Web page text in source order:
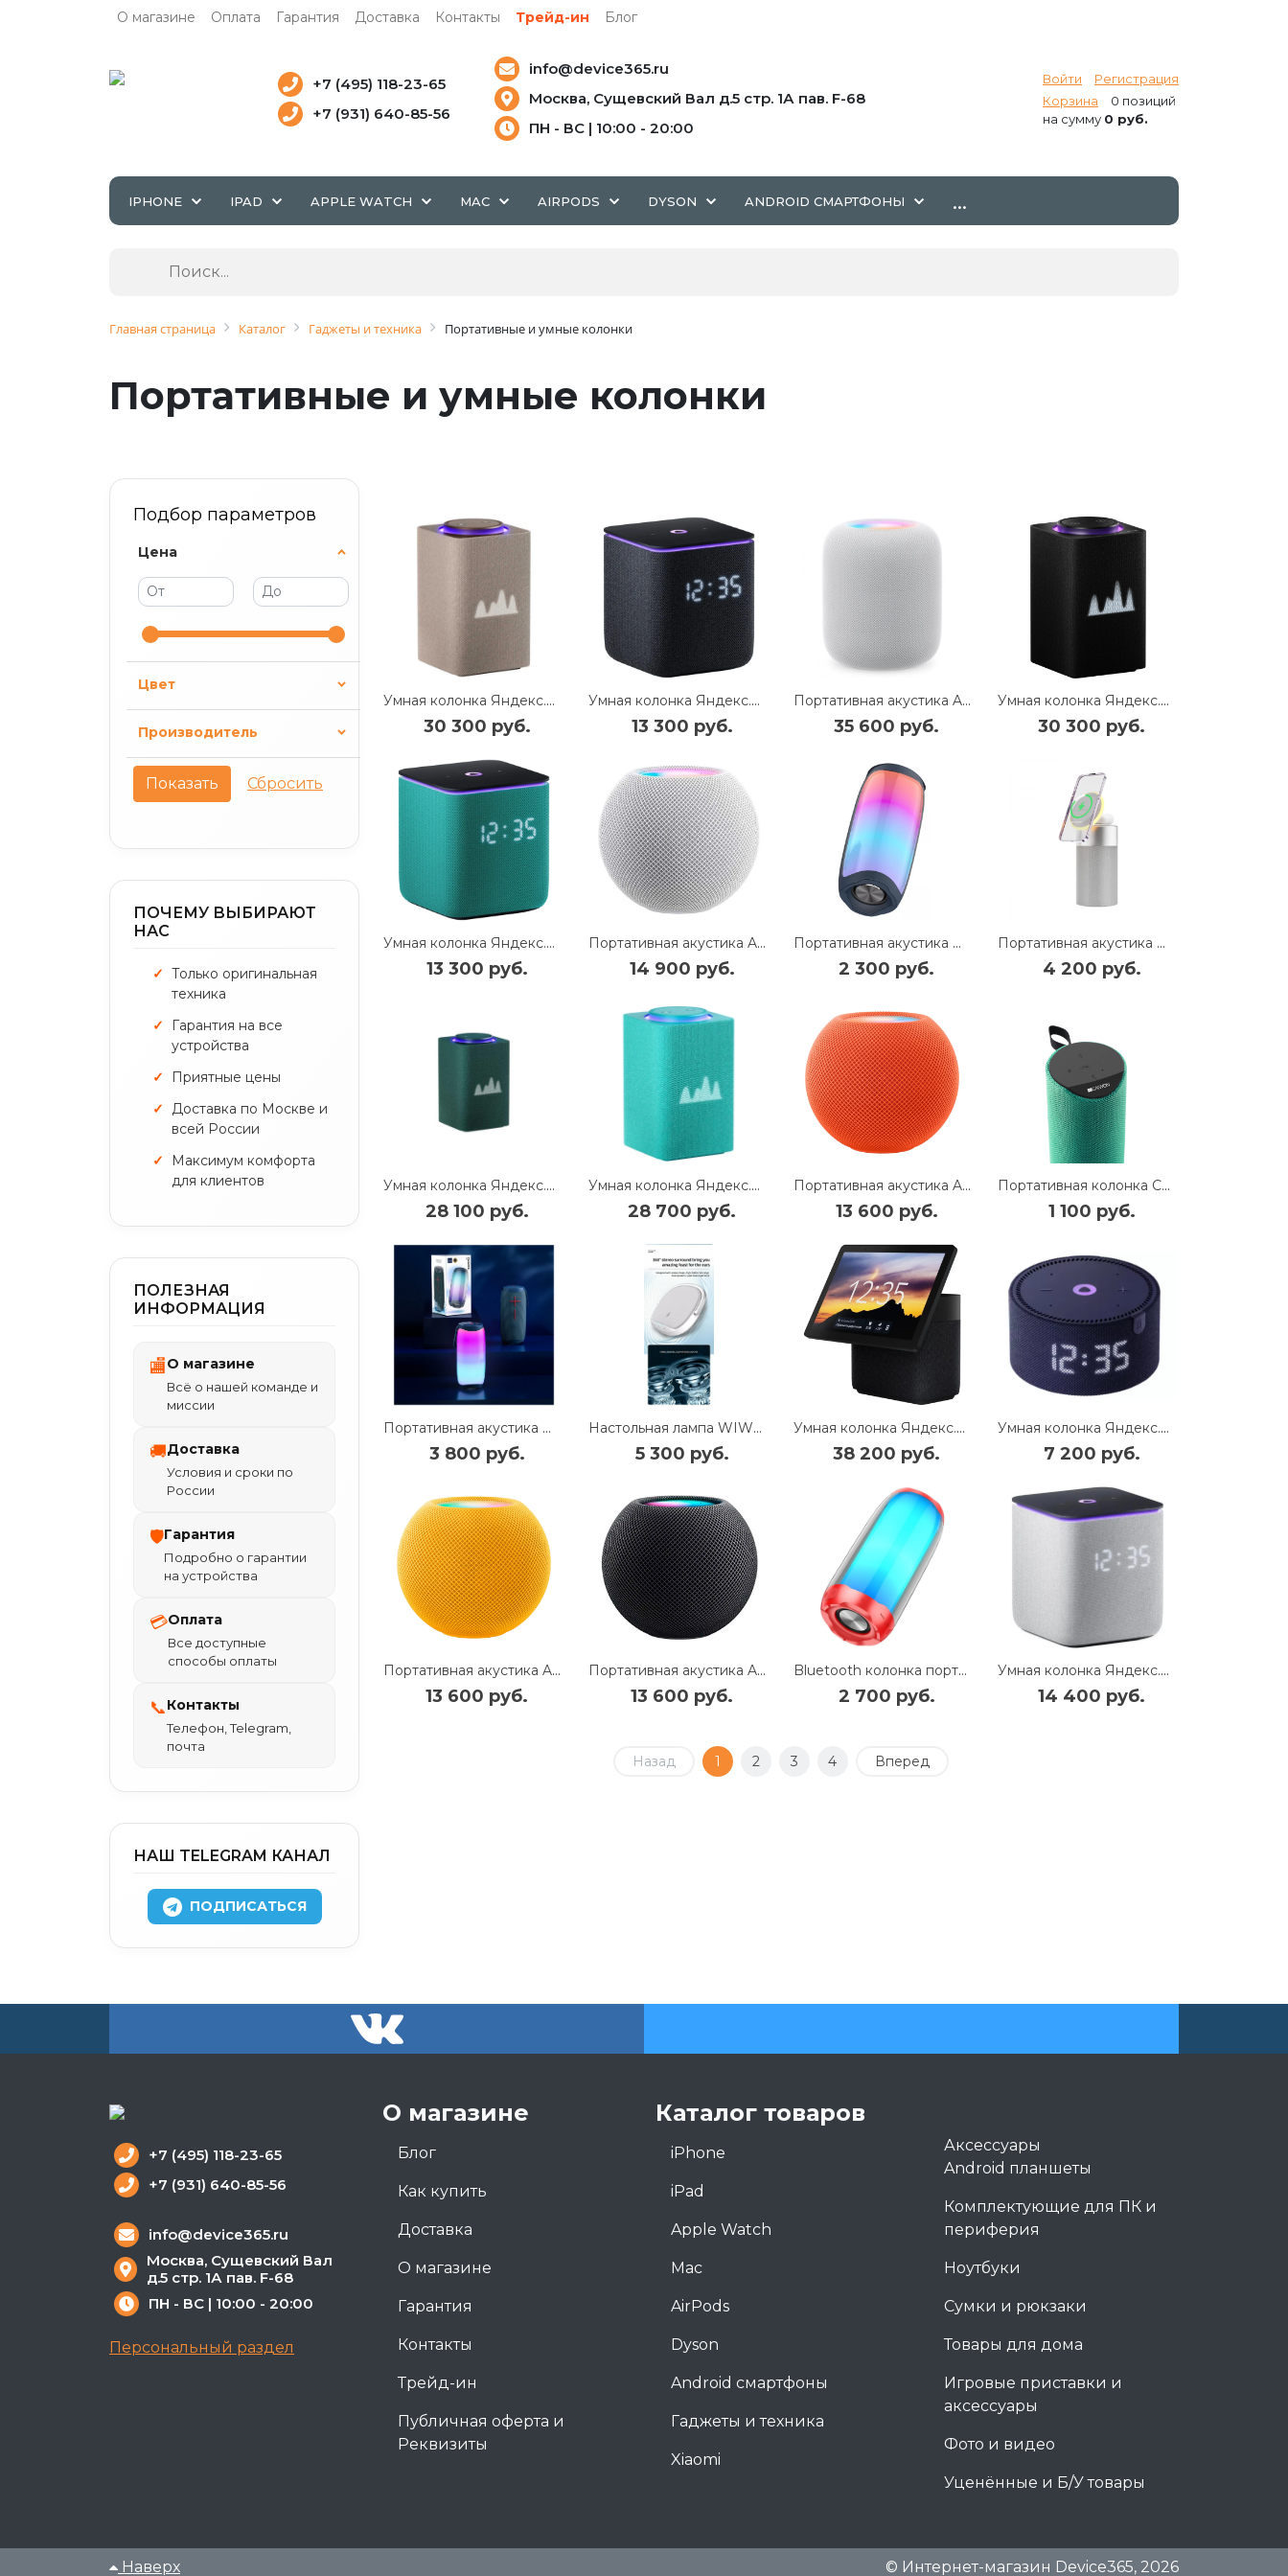
О магазине Оплата Гарантия Доставка Контакты Трейд-ин Блог
Войти
Регистрация
Корзина
0 позиций
на сумму 0 руб.
+7 (495) 118-23-65
+7 (931) 640-85-56
info@device365.ru
Москва, Сущевский Вал д.5 стр. 1А пав. F-68
ПН - ВС | 10:00 - 20:00
IPHONE IPAD APPLE WATCH MAC AIRPODS DYSON ANDROID СМАРТФОНЫ ...
Главная страница Каталог Гаджеты и техника Портативные и умные колонки
Портативные и умные колонки
Подбор параметров
Цена
Цвет
Производитель
ПОЧЕМУ ВЫБИРАЮТ
НАС
Только оригинальная
техника
Гарантия на все
устройства
Приятные цены
Доставка по Москве и
всей России
Максимум комфорта
для клиентов
ПОЛЕЗНАЯ
ИНФОРМАЦИЯ
🏬О магазине
Всё о нашей команде и
миссии
🚚Доставка
Условия и сроки по
России
🛡Гарантия
Подробно о гарантии
на устройства
💳Оплата
Все доступные
способы оплаты
📞Контакты
Телефон, Telegram,
почта
НАШ TELEGRAM КАНАЛ
ПОДПИСАТЬСЯ
Умная колонка Яндекс.Станция Макс с Zigbee (YNDX-00053E) (Бежевый)
30 300 руб.
Умная колонка Яндекс.Станция Миди с Zigbee (YNDX-00054) (Черный)
13 300 руб.
Портативная акустика Apple HomePod 2nd 2023 (White) (MQJ83/MQJA3/MDF04)
35 600 руб.
Умная колонка Яндекс.Станция Макс с Zigbee (YNDX-00053K) (Черный)
30 300 руб.
Умная колонка Яндекс.Станция Миди с Zigbee (YNDX-00054E) (Изумрудный)
13 300 руб.
Портативная акустика Apple HomePod Mini (White)
14 900 руб.
Портативная акустика WiWU Thunder Speaker P40 Mini с подсветкой (Dark Blue)
2 300 руб.
Портативная акустика WiWU с функцией беспроводной зарядки и светильником 15W (Wi-W022) (серебристый)
4 200 руб.
Умная колонка Яндекс.Станция Макс с Zigbee (YNDX-00053Z) (Зеленый)
28 100 руб.
Умная колонка Яндекс.Станция Макс с Zigbee (YNDX-00053) (Бирюзовый)
28 700 руб.
Портативная акустика Apple HomePod Mini (Orange)
13 600 руб.
Портативная колонка Canyon BSP-51 Wireless Speaker (CNS-CBTSP5G) (зеленый)
1 100 руб.
Портативная акустика WiWU Thunder Speaker P40 с подсветкой (Dark Blue)
3 800 руб.
Настольная лампа WIWU Y1 с функцией беспроводной зарядки и колонки (Silver)
5 300 руб.
Умная колонка Яндекс.Станция Дуо Макс с Алисой (YNDX-00055BLK) (Черный)
38 200 руб.
Умная колонка Яндекс.Станция Мини с часами (YNDX-00020) (синий)
7 200 руб.
Портативная акустика Apple HomePod Mini (Yellow)
13 600 руб.
Портативная акустика Apple HomePod Mini (Space Gray)
13 600 руб.
Bluetooth колонка портативная Hoco (HC8) Pulsating Colorful Luminous 360 (красный)
2 700 руб.
Умная колонка Яндекс.Станция Миди с Zigbee (YNDX-00054G) (Серый)
14 400 руб.
Назад 1 2 3 4 Вперед
О магазине
Блог
Как купить
Доставка
О магазине
Гарантия
Контакты
Трейд-ин
Публичная оферта и
Реквизиты
Каталог товаров
iPhone
iPad
Apple Watch
Mac
AirPods
Dyson
Android смартфоны
Гаджеты и техника
Xiaomi
Аксессуары
Android планшеты
Комплектующие для ПК и
периферия
Ноутбуки
Сумки и рюкзаки
Товары для дома
Игровые приставки и
аксессуары
Фото и видео
Уценённые и Б/У товары
+7 (495) 118-23-65
+7 (931) 640-85-56
info@device365.ru
Москва, Сущевский Вал
д.5 стр. 1А пав. F-68
ПН - ВС | 10:00 - 20:00
Персональный раздел
Наверх © Интернет-магазин Device365, 2026